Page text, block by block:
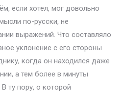
если хотел, мог довольно
по-русски, не
выражений. Что составляло
уклонение с его стороны
когда он находился даже
а тем более в минуты
ту пору, о которой